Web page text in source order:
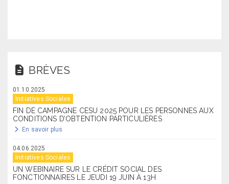
BRÈVES
01.10.2025
Initiatives Sociales
FIN DE CAMPAGNE CESU 2025 POUR LES PERSONNES AUX
CONDITIONS D’OBTENTION PARTICULIÈRES
En savoir plus
04.06.2025
Initiatives Sociales
UN WEBINAIRE SUR LE CRÉDIT SOCIAL DES
FONCTIONNAIRES LE JEUDI 19 JUIN À 13H